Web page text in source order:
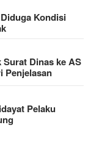
Kondisi
Dinas ke AS
Penjelasan
Pelaku